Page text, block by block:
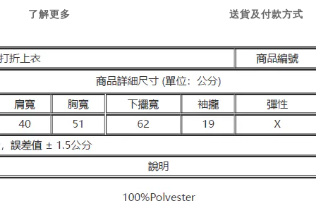
了解更多 送貨及付款方式